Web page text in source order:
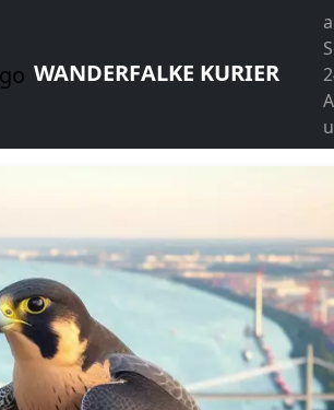
WANDERFALKE KURIER